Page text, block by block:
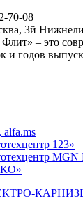
70-08
3й
– это
и годов
123»
MGN